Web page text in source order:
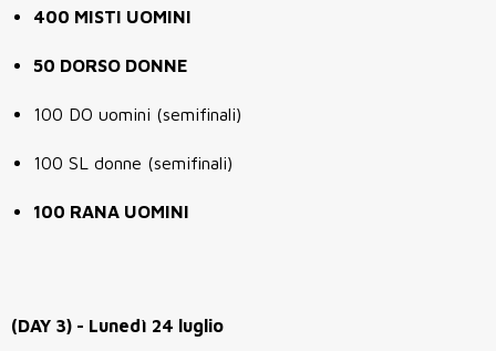
400 MISTI UOMINI
50 DORSO DONNE
100 DO uomini (semifinali)
100 SL donne (semifinali)
100 RANA UOMINI
(DAY 3) - Lunedì 24 luglio